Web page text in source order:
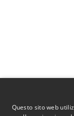
Questo sito web